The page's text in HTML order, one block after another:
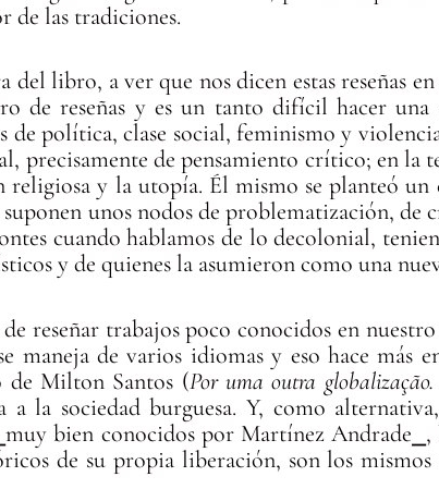
de las tradiciones.
libro, a ver que nos dicen estas reseñas
de reseñas y es un tanto difícil hacer
de política, clase social, feminismo y
precisamente de pensamiento crítico; en la
y la utopía. Él mismo se planteó un
unos nodos de problematización,
cuando hablamos de lo decolonial,
y de quienes la asumieron como una
reseñar trabajos poco conocidos en
maneja de varios idiomas y eso hace más
de Milton Santos (Por uma outra
la sociedad burguesa. Y, como
bien conocidos por Martínez Andrade⎯,
de su propia liberación, son los